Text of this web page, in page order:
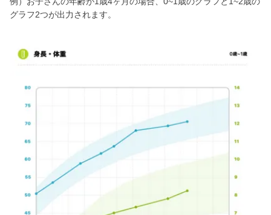
グラフ2つが出力されます。